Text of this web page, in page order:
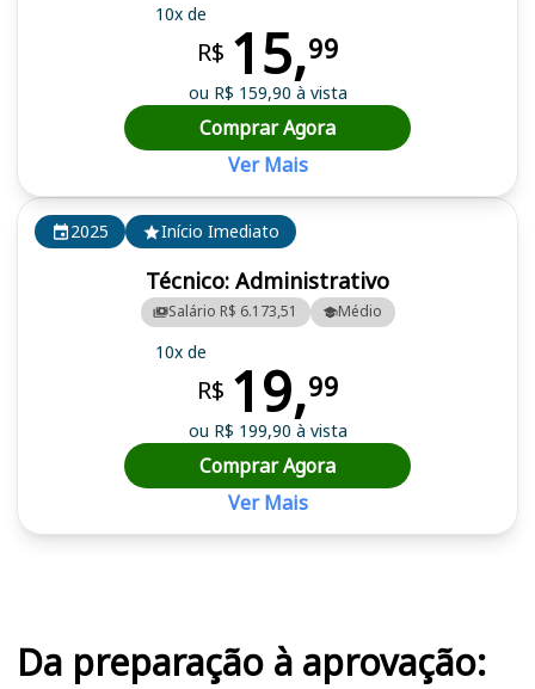
2025 Início Imediato
Técnico: Administrativo
Salário R$ 6.173,51 Médio
10x de
R$ 19,99
ou R$ 199,90 à vista
Comprar Agora
Ver Mais
10x de
R$ 15,99
ou R$ 159,90 à vista
Comprar Agora
Ver Mais
Da preparação à aprovação: